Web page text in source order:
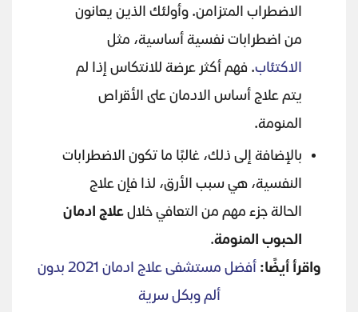
الاضطراب المتزامن. وأولئك الذين يعانون
من اضطرابات نفسية أساسية، مثل
الاكتئاب. فهم أكثر عرضة للانتكاس إذا لم
يتم علاج أساس الادمان على الأقراص
المنومة.
بالإضافة إلى ذلك، غالبًا ما تكون الاضطرابات
النفسية، هي سبب الأرق، لذا فإن علاج
الحالة جزء مهم من التعافي خلالعلاج ادمان
الحبوب المنومة.
واقرأ أيضًا:
أفضل مستشفى علاج ادمان 2021 بدون
ألم وبكل سرية